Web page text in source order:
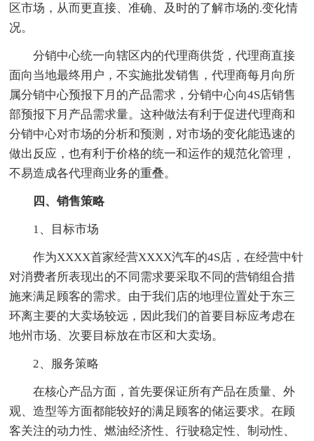
区市场，从而更直接、准确、及时的了解市场的.变化情
况。
分销中心统一向辖区内的代理商供货，代理商直接
面向当地最终用户，不实施批发销售，代理商每月向所
属分销中心预报下月的产品需求，分销中心向4S店销售
部预报下月产品需求量。这种做法有利于促进代理商和
分销中心对市场的分析和预测，对市场的变化能迅速的
做出反应，也有利于价格的统一和运作的规范化管理，
不易造成各代理商业务的重叠。
四、销售策略
1、目标市场
作为XXXX首家经营XXXX汽车的4S店，在经营中针
对消费者所表现出的不同需求要采取不同的营销组合措
施来满足顾客的需求。由于我们店的地理位置处于东三
环离主要的大卖场较远，因此我们的首要目标应考虑在
地州市场、次要目标放在市区和大卖场。
2、服务策略
在核心产品方面，首先要保证所有产品在质量、外
观、造型等方面都能较好的满足顾客的储运要求。在顾
客关注的动力性、燃油经济性、行驶稳定性、制动性、